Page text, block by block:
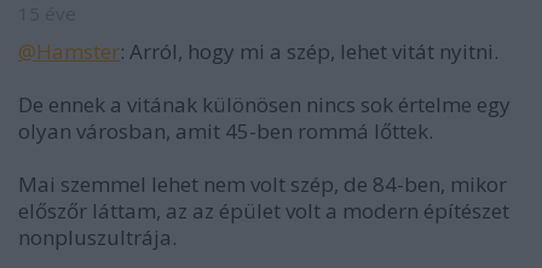
@Hamster: Arról, hogy mi a szép, lehet vitát nyitni.
De ennek a vitának különösen nincs sok értelme egy
olyan városban, amit 45-ben rommá lőttek.
Mai szemmel lehet nem volt szép, de 84-ben, mikor
előszőr láttam, az az épület volt a modern építészet
nonpluszultrája.